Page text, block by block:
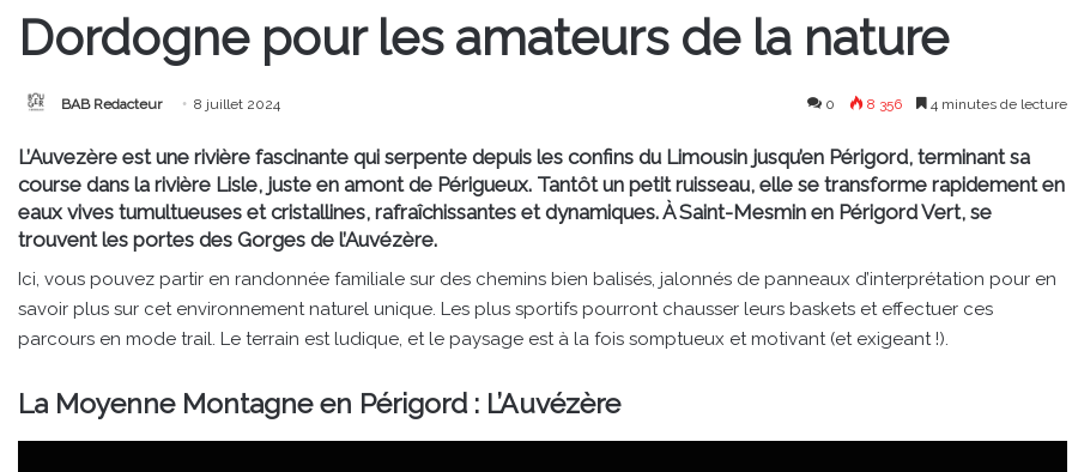
Dordogne pour les amateurs de la nature
BAB Redacteur 8 juillet 2024 0 8 356 4 minutes de lecture
L’Auvezère est une rivière fascinante qui serpente depuis les confins du Limousin jusqu’en Périgord, terminant sa
course dans la rivière Lisle, juste en amont de Périgueux. Tantôt un petit ruisseau, elle se transforme rapidement en
eaux vives tumultueuses et cristallines, rafraîchissantes et dynamiques. À Saint-Mesmin en Périgord Vert, se
trouvent les portes des Gorges de l’Auvézère.
Ici, vous pouvez partir en randonnée familiale sur des chemins bien balisés, jalonnés de panneaux d’interprétation pour en
savoir plus sur cet environnement naturel unique. Les plus sportifs pourront chausser leurs baskets et effectuer ces
parcours en mode trail. Le terrain est ludique, et le paysage est à la fois somptueux et motivant (et exigeant !).
La Moyenne Montagne en Périgord : L’Auvézère